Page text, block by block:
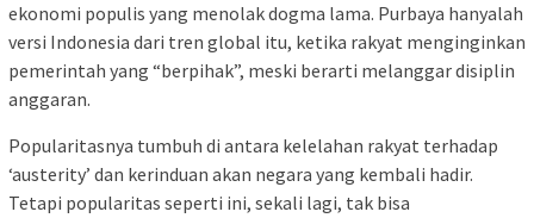
ekonomi populis yang menolak dogma lama. Purbaya hanyalah
versi Indonesia dari tren global itu, ketika rakyat menginginkan
pemerintah yang “berpihak”, meski berarti melanggar disiplin
anggaran.
Popularitasnya tumbuh di antara kelelahan rakyat terhadap
‘austerity’ dan kerinduan akan negara yang kembali hadir.
Tetapi popularitas seperti ini, sekali lagi, tak bisa